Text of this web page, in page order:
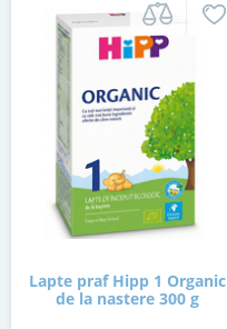
Lapte praf Hipp 1 Organic
de la nastere 300 g